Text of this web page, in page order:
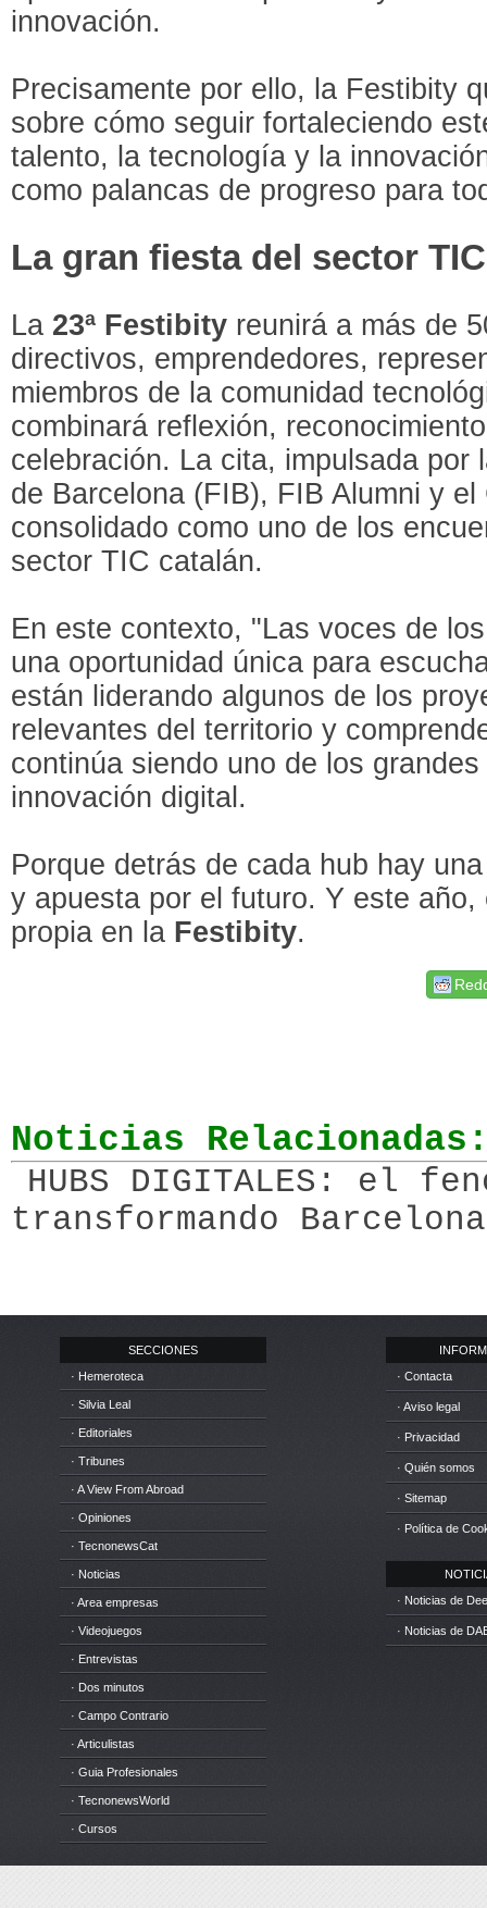
innovación.
Precisamente por ello, la Festibity
sobre cómo seguir fortaleciendo
talento, la tecnología y la
como palancas de progreso para
La gran fiesta del sector TIC
La 23ª Festibity reunirá a más de
directivos, emprendedores,
miembros de la comunidad
combinará reflexión,
celebración. La cita, impulsada por
de Barcelona (FIB), FIB Alumni y
consolidado como uno de los
sector TIC catalán.
En este contexto, "Las voces de
una oportunidad única para
están liderando algunos de los
relevantes del territorio y
continúa siendo uno de los
innovación digital.
Porque detrás de cada hub hay
y apuesta por el futuro. Y este
propia en la Festibity.
Noticias
HUBS DIGITALES: el
transformando
SECCIONES
· Hemeroteca
· Silvia Leal
· Editoriales
· Tribunes
· A View From Abroad
· Opiniones
· TecnonewsCat
· Noticias
· Area empresas
· Videojuegos
· Entrevistas
· Dos minutos
· Campo Contrario
· Articulistas
· Guia Profesionales
· TecnonewsWorld
· Cursos
· Contacta
· Aviso legal
· Privacidad
· Quién somos
· Sitemap
· Política de
· Noticias de
· Noticias de